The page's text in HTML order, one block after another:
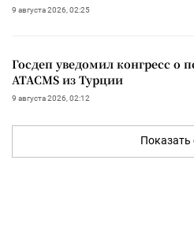
9 августа 2026, 02:25
Госдеп уведомил конгресс о
ATACMS из Турции
9 августа 2026, 02:12
Показать